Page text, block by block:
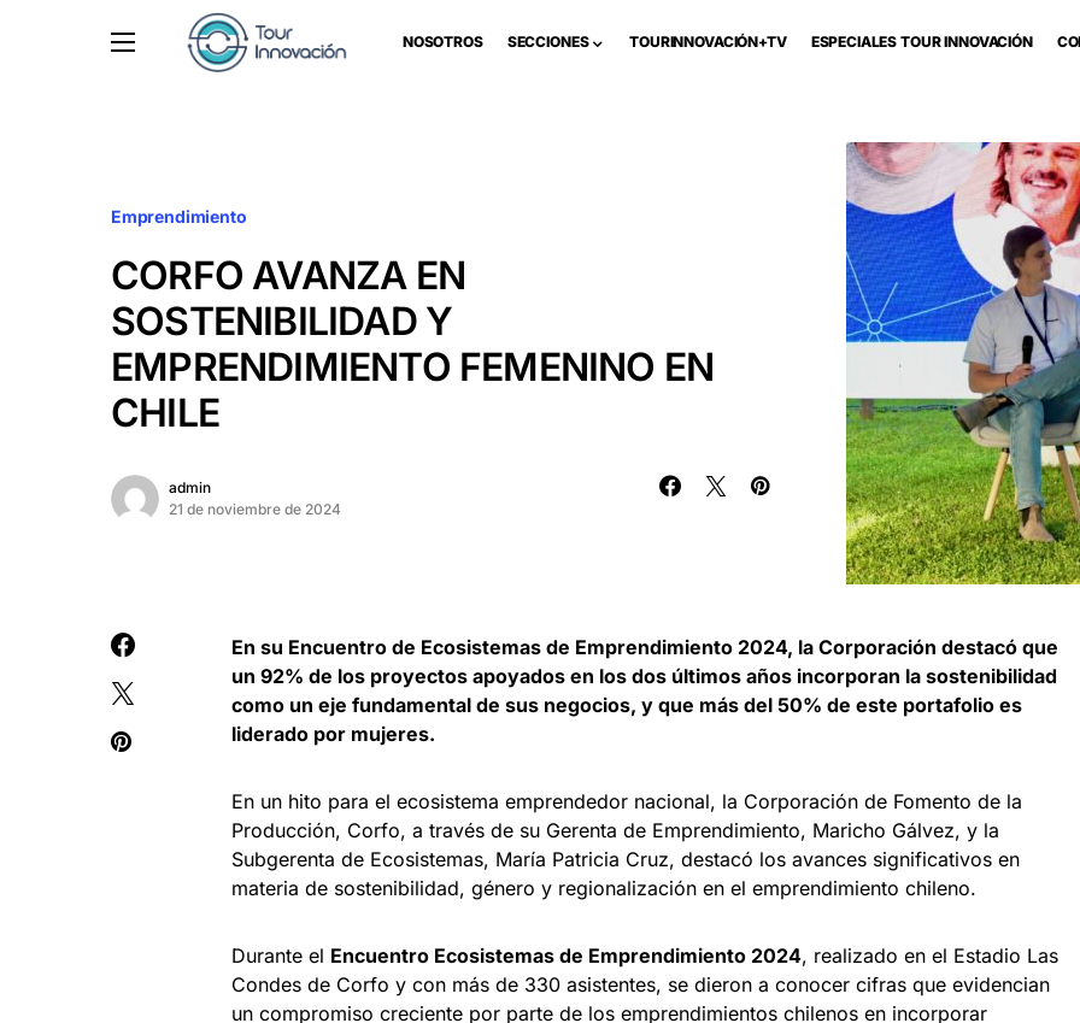
NOSOTROS SECCIONES TOURINNOVACIÓN+TV ESPECIALES TOUR INNOVACIÓN
Emprendimiento
CORFO AVANZA EN
SOSTENIBILIDAD Y
EMPRENDIMIENTO FEMENINO EN
CHILE
admin
21 de noviembre de 2024
En su Encuentro de Ecosistemas de Emprendimiento 2024, la Corporación destacó que
un 92% de los proyectos apoyados en los dos últimos años incorporan la sostenibilidad
como un eje fundamental de sus negocios, y que más del 50% de este portafolio es
liderado por mujeres.
En un hito para el ecosistema emprendedor nacional, la Corporación de Fomento de la
Producción, Corfo, a través de su Gerenta de Emprendimiento, Maricho Gálvez, y la
Subgerenta de Ecosistemas, María Patricia Cruz, destacó los avances significativos en
materia de sostenibilidad, género y regionalización en el emprendimiento chileno.
Durante el Encuentro Ecosistemas de Emprendimiento 2024, realizado en el Estadio Las
Condes de Corfo y con más de 330 asistentes, se dieron a conocer cifras que evidencian
un compromiso creciente por parte de los emprendimientos chilenos en incorporar